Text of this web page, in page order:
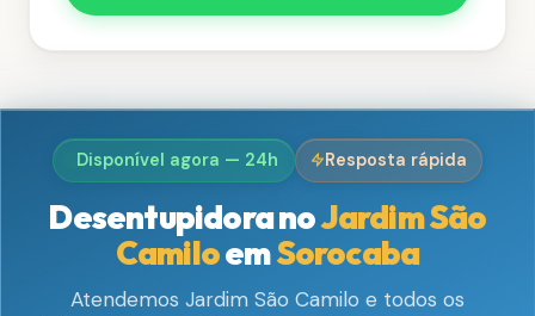
Disponível agora — 24h Resposta rápida
Desentupidora noJardim São
CamiloemSorocaba
Atendemos Jardim São Camilo e todos os